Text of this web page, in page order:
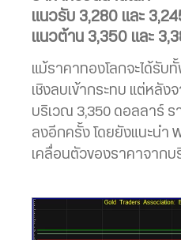
แนวรับ 3,280 และ
แนวต้าน 3,350 และ
แม้ราคาทองโลกจะได้รับ
เชิงลบเข้ากระทบ แต่หลั
บริเวณ 3,350 ดอลลาร์ ร
ลงอีกครั้ง โดยยังแนะนำ
เคลื่อนตัวของราคาจาก